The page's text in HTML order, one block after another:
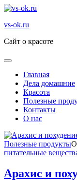
Перейти
содержимому
vs-ok.ru
Сайт о красоте
Главная
Дела домашние
Красота
Полезные
Контакты
О нас
Полезные продукты
питательные
Арахис и